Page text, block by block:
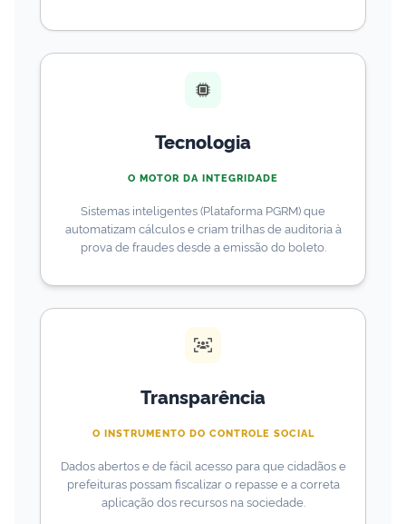
Tecnologia
O MOTOR DA INTEGRIDADE
Sistemas inteligentes (Plataforma PGRM) que
automatizam cálculos e criam trilhas de auditoria à
prova de fraudes desde a emissão do boleto.
Transparência
O INSTRUMENTO DO CONTROLE SOCIAL
Dados abertos e de fácil acesso para que cidadãos e
prefeituras possam fiscalizar o repasse e a correta
aplicação dos recursos na sociedade.